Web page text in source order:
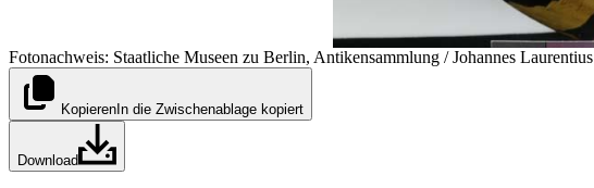
Fotonachweis: Staatliche Museen zu Berlin, Antikensammlung / Johannes Laurentius
Kopieren In die Zwischenablage kopiert
Download